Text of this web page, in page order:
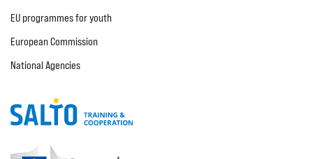
EU programmes for youth
European Commission
National Agencies